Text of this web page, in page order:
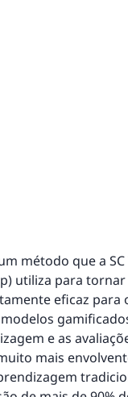
método que a
utiliza para
eficaz para
e as
mais